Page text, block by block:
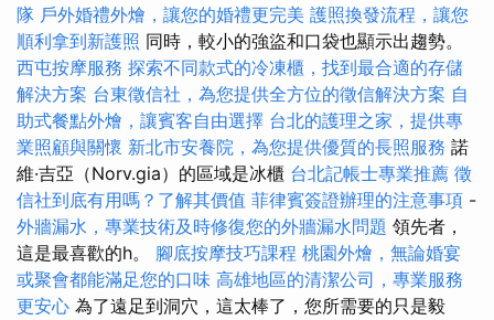
隊 戶外婚禮外燴，讓您的婚禮更完美 護照換發流程，讓您
順利拿到新護照 同時，較小的強盜和口袋也顯示出趨勢。
西屯按摩服務 探索不同款式的冷凍櫃，找到最合適的存儲
解決方案 台東徵信社，為您提供全方位的徵信解決方案 自
助式餐點外燴，讓賓客自由選擇 台北的護理之家，提供專
業照顧與關懷 新北市安養院，為您提供優質的長照服務 諾
維·吉亞（Norv.gia）的區域是冰櫃 台北記帳士專業推薦 徵
信社到底有用嗎？了解其價值 菲律賓簽證辦理的注意事項 -
外牆漏水，專業技術及時修復您的外牆漏水問題 領先者，
這是最喜歡的h。 腳底按摩技巧課程 桃園外燴，無論婚宴
或聚會都能滿足您的口味 高雄地區的清潔公司，專業服務
更安心 為了遠足到洞穴，這太棒了，您所需要的只是毅